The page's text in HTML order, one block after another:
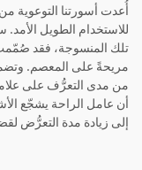
أُعدت أسورتنا التوعوية
للاستخدام الطويل
تلك المنسوجة، فقد صُمّمت
مريحةً على المعصم.
من مدى التعرُّف على
أن عامل الراحة يشجّع
إلى زيادة مدة التعرُّض